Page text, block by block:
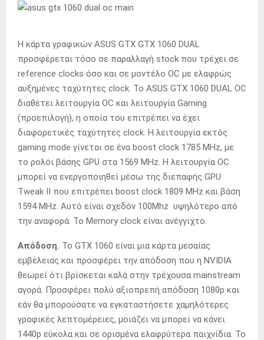
Η κάρτα γραφικών ASUS GTX GTX 1060 DUAL
προσφέρεται τόσο σε παραλλαγή stock που τρέχει σε
reference clocks όσο και σε μοντέλο OC με ελαφρώς
αυξημένες ταχύτητες clock. Το ASUS GTX 1060 DUAL OC
διαθέτει λειτουργία OC και λειτουργία Gaming
(προεπιλογή), η οποία του επιτρέπει να έχει
διαφορετικές ταχύτητες clock. Η λειτουργία εκτός
gaming mode γίνεται σε ένα boost clock 1785 MHz, με
το ρολόι βάσης GPU στα 1569 MHz. Η λειτουργία OC
μπορεί να ενεργοποιηθεί μέσω της διεπαφής GPU
Tweak II που επιτρέπει boost clock 1809 MHz και βάση
1594 MHz. Αυτό είναι σχεδόν 100Mhz υψηλότερο από
την αναφορά. Το Memory clock είναι ανέγγιχτο.
Απόδοση. Το GTX 1060 είναι μια κάρτα μεσαίας
εμβέλειας και προσφέρει την απόδοση που η NVIDIA
θεωρεί ότι βρίσκεται καλά στην τρέχουσα mainstream
αγορά. Προσφέρει πολύ αξιοπρεπή απόδοση 1080p και
εάν θα μπορούσατε να εγκαταστήσετε χαμηλότερες
γραφικές λεπτομέρειες, μοιάζει να μπορεί να κάνει
1440p εύκολα και σε ορισμένα ελαφρύτερα παιχνίδια. Το